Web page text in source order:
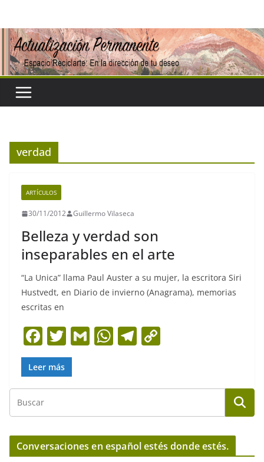
contenido
verdad
ARTÍCULOS
30/11/2012 Guillermo Vilaseca
Belleza y verdad son
inseparables en el arte
“La Unica” llama Paul Auster a su mujer, la escritora Siri
Hustvedt, en Diario de invierno (Anagrama), memorias
escritas en
F
a
c
e
b
o
o
T
w
itt
er
G
l
W
s
A
p
p
T
gr
a
m
y
Li
n
k
Leer más
Conversaciones en español estés donde estés.